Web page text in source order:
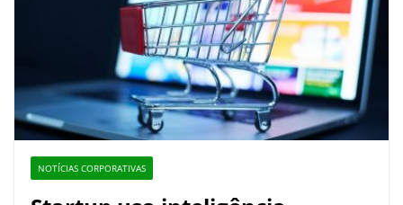
NOTÍCIAS CORPORATIVAS